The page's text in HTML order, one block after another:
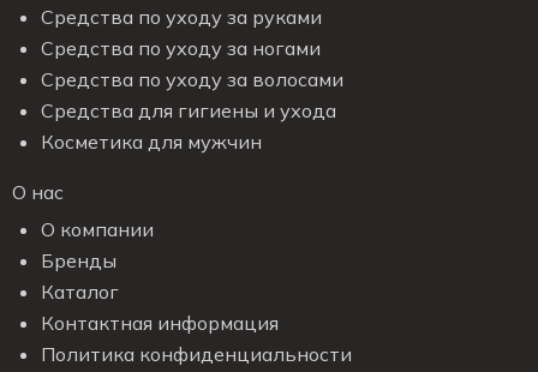
Средства по уходу за руками
Средства по уходу за ногами
Средства по уходу за волосами
Средства для гигиены и ухода
Косметика для мужчин
О нас
О компании
Бренды
Каталог
Контактная информация
Политика конфиденциальности